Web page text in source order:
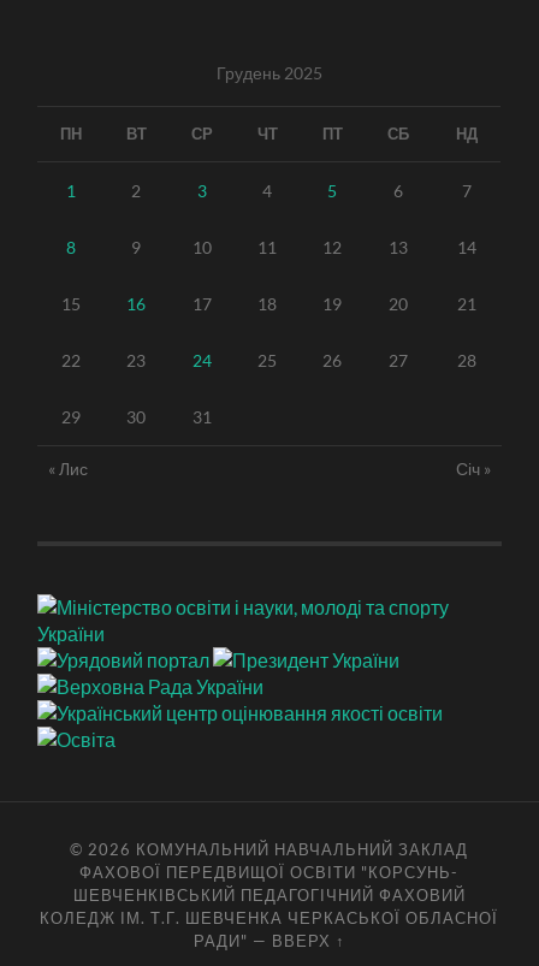
Грудень 2025
ПН ВТ СР ЧТ ПТ СБ НД
1 2 3 4 5 6 7
8 9 10 11 12 13 14
15 16 17 18 19 20 21
22 23 24 25 26 27 28
29 30 31
« Лис Січ »
© 2026 КОМУНАЛЬНИЙ НАВЧАЛЬНИЙ ЗАКЛАД
ФАХОВОЇ ПЕРЕДВИЩОЇ ОСВІТИ "КОРСУНЬ-
ШЕВЧЕНКІВСЬКИЙ ПЕДАГОГІЧНИЙ ФАХОВИЙ
КОЛЕДЖ ІМ. Т.Г. ШЕВЧЕНКА ЧЕРКАСЬКОЇ ОБЛАСНОЇ
РАДИ" — ВВЕРХ ↑